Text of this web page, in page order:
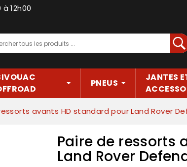
12h00
PNEUS
JANTES
avants HD standard pour Land Rover
Paire de ressorts
Land Rover